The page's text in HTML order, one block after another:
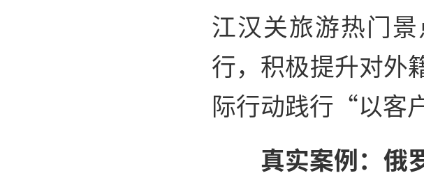
江汉关旅游热门
行，积极提升对外
际行动践行“以客
真实案例：